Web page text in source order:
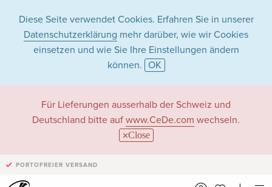
Diese Seite verwendet Cookies. Erfahren Sie in unserer
Datenschutzerklärung mehr darüber, wie wir Cookies
einsetzen und wie Sie Ihre Einstellungen ändern
können. OK
Für Lieferungen ausserhalb der Schweiz und
Deutschland bitte auf www.CeDe.com wechseln.
Close
PORTOFREIER VERSAND